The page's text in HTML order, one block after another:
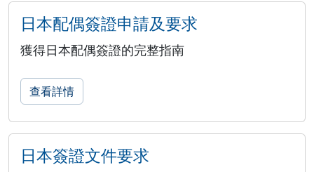
日本配偶簽證申請及要求
獲得日本配偶簽證的完整指南
查看詳情
日本簽證文件要求